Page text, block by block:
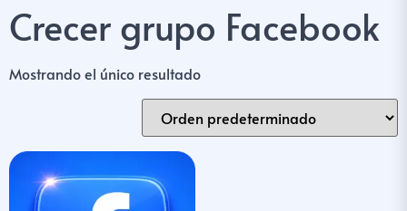
Crecer grupo Facebook
Mostrando el único resultado